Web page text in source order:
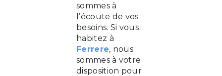
sommes à
l’écoute de vos
besoins. Si vous
habitez à
Ferrere, nous
sommes à votre
disposition pour